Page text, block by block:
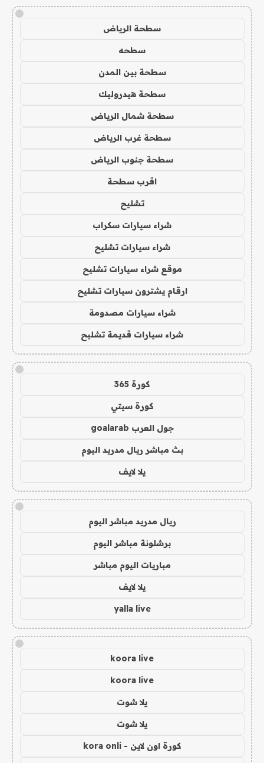
!
سطحة الرياض
سطحه
سطحة بين المدن
سطحة هيدروليك
سطحة شمال الرياض
سطحة غرب الرياض
سطحة جنوب الرياض
اقرب سطحة
تشليح
شراء سيارات سكراب
شراء سيارات تشليح
موقع شراء سيارات تشليح
ارقام يشترون سيارات تشليح
شراء سيارات مصدومة
شراء سيارات قديمة تشليح
!
كورة 365
كورة سيتي
جول العرب goalarab
بث مباشر ريال مدريد اليوم
يلا لايف
!
ريال مدريد مباشر اليوم
برشلونة مباشر اليوم
مباريات اليوم مباشر
يلا لايف
yalla live
!
koora live
koora live
يلا شوت
يلا شوت
كورة اون لاين - kora onli